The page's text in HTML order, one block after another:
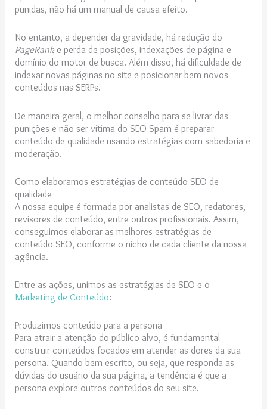
punidas, não há um manual de causa-efeito.
No entanto, a depender da gravidade, há redução do
PageRanke perda de posições, indexações de página e
domínio do motor de busca. Além disso, há dificuldade de
indexar novas páginas no site e posicionar bem novos
conteúdos nas SERPs.
De maneira geral, o melhor conselho para se livrar das
punições e não ser vítima do SEO Spam é preparar
conteúdo de qualidade usando estratégias com sabedoria e
moderação.
Como elaboramos estratégias de conteúdo SEO de
qualidade
A nossa equipe é formada por analistas de SEO, redatores,
revisores de conteúdo, entre outros profissionais. Assim,
conseguimos elaborar as melhores estratégias de
conteúdo SEO, conforme o nicho de cada cliente da nossa
agência.
Entre as ações, unimos as estratégias de SEO e o
Marketing de Conteúdo:
Produzimos conteúdo para a persona
Para atrair a atenção do público alvo, é fundamental
construir conteúdos focados em atender as dores da sua
persona. Quando bem escrito, ou seja, que responda as
dúvidas do usuário da sua página, a tendência é que a
persona explore outros conteúdos do seu site.